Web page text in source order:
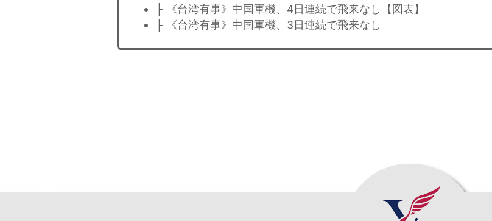
├ 《台湾有事》中国軍機、4日連続で飛来なし【図表】
├ 《台湾有事》中国軍機、3日連続で飛来なし